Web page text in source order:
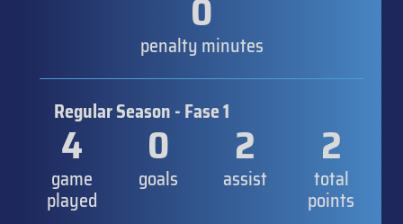
penalty minutes
Regular Season - Fase 1
4
game
played
0
goals
2
assist
2
total
points